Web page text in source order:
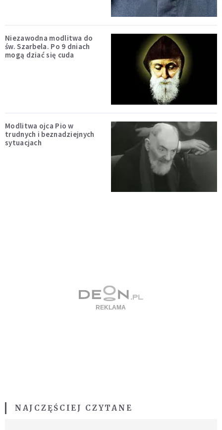
Niezawodna modlitwa do
św. Szarbela. Po 9 dniach
mogą dziać się cuda
Modlitwa ojca Pio w
trudnych i beznadziejnych
sytuacjach
NAJCZĘŚCIEJ CZYTANE